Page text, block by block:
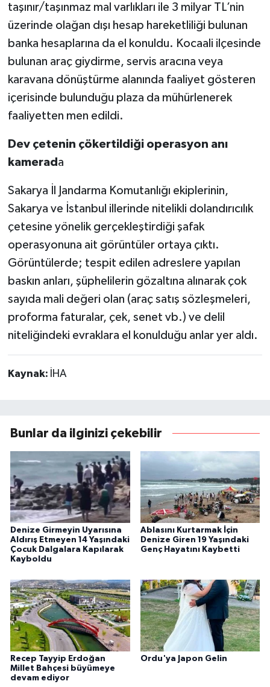
taşınır/taşınmaz mal varlıkları ile 3 milyar TL’nin
üzerinde olağan dışı hesap hareketliliği bulunan
banka hesaplarına da el konuldu. Kocaali ilçesinde
bulunan araç giydirme, servis aracına veya
karavana dönüştürme alanında faaliyet gösteren
içerisinde bulunduğu plaza da mühürlenerek
faaliyetten men edildi.
Dev çetenin çökertildiği operasyon anı
kamerad a
Sakarya İl Jandarma Komutanlığı ekiplerinin,
Sakarya ve İstanbul illerinde nitelikli dolandırıcılık
çetesine yönelik gerçekleştirdiği şafak
operasyonuna ait görüntüler ortaya çıktı.
Görüntülerde; tespit edilen adreslere yapılan
baskın anları, şüphelilerin gözaltına alınarak çok
sayıda mali değeri olan (araç satış sözleşmeleri,
proforma faturalar, çek, senet vb.) ve delil
niteliğindeki evraklara el konulduğu anlar yer aldı.
Kaynak: İHA
Bunlar da ilginizi çekebilir
Denize Girmeyin Uyarısına
Aldırış Etmeyen 14 Yaşındaki
Çocuk Dalgalara Kapılarak
Kayboldu
Ablasını Kurtarmak İçin
Denize Giren 19 Yaşındaki
Genç Hayatını Kaybetti
Recep Tayyip Erdoğan
Millet Bahçesi büyümeye
devam ediyor
Ordu'ya Japon Gelin